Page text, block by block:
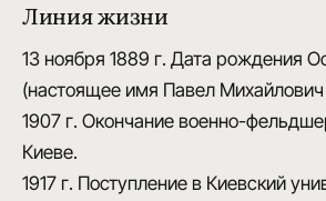
Линия жизни
13 ноября 1889 г. Дата рождения
(настоящее имя Павел Михайлович
1907 г. Окончание военно-
Киеве.
1917 г. Поступление в Киевский